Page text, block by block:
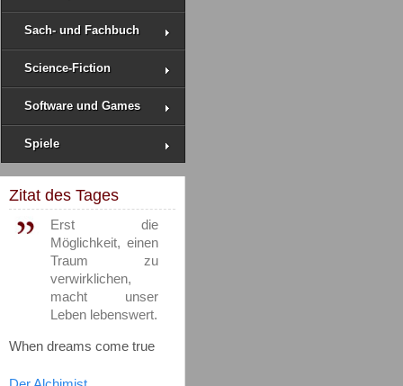
Sach- und Fachbuch
Science-Fiction
Software und Games
Spiele
Zitat des Tages
Erst die
Möglichkeit, einen
Traum zu
verwirklichen,
macht unser
Leben lebenswert.
When dreams come true